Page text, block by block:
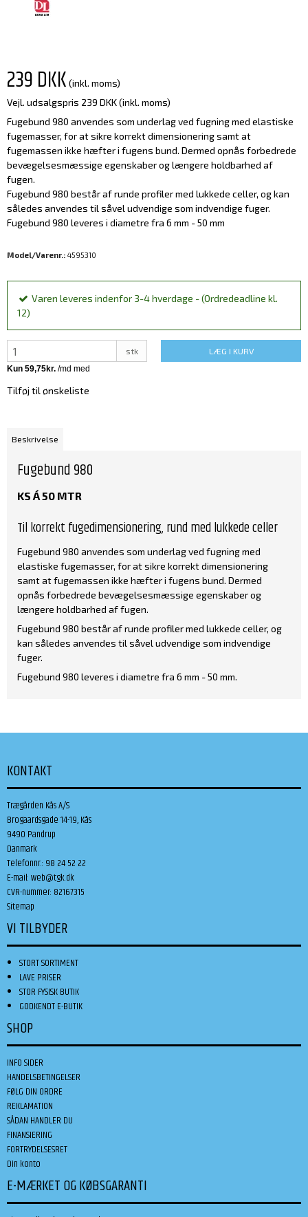
239 DKK (inkl. moms)
Vejl. udsalgspris 239 DKK(inkl. moms)
Fugebund 980 anvendes som underlag ved fugning med elastiske
fugemasser, for at sikre korrekt dimensionering samt at
fugemassen ikke hæfter i fugens bund. Dermed opnås forbedrede
bevægelsesmæssige egenskaber og længere holdbarhed af
fugen.
Fugebund 980 består af runde profiler med lukkede celler, og kan
således anvendes til såvel udvendige som indvendige fuger.
Fugebund 980 leveres i diametre fra 6 mm - 50 mm
Model/Varenr.: 4595310
Varen leveres indenfor 3-4 hverdage - (Ordredeadline kl.
12)
stk LÆG I KURV
Tilføj til ønskeliste
Beskrivelse
Fugebund 980
KS Á 50 MTR
Til korrekt fugedimensionering, rund med lukkede celler
Fugebund 980 anvendes som underlag ved fugning med
elastiske fugemasser, for at sikre korrekt dimensionering
samt at fugemassen ikke hæfter i fugens bund. Dermed
opnås forbedrede bevægelsesmæssige egenskaber og
længere holdbarhed af fugen.
Fugebund 980 består af runde profiler med lukkede celler, og
kan således anvendes til såvel udvendige som indvendige
fuger.
Fugebund 980 leveres i diametre fra 6 mm - 50 mm.
KONTAKT
Trægården Kås A/S
Brogaardsgade 14-19, Kås
9490 Pandrup
Danmark
Telefonnr.: 98 24 52 22
E-mail:web@tgk.dk
CVR-nummer: 82167315
Sitemap
VI TILBYDER
STORT SORTIMENT
LAVE PRISER
STOR FYSISK BUTIK
GODKENDT E-BUTIK
SHOP
INFO SIDER
HANDELSBETINGELSER
FØLG DIN ORDRE
REKLAMATION
SÅDAN HANDLER DU
FINANSIERING
FORTRYDELSESRET
Din konto
E-MÆRKET OG KØBSGARANTI